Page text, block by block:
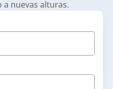
nuevas alturas.